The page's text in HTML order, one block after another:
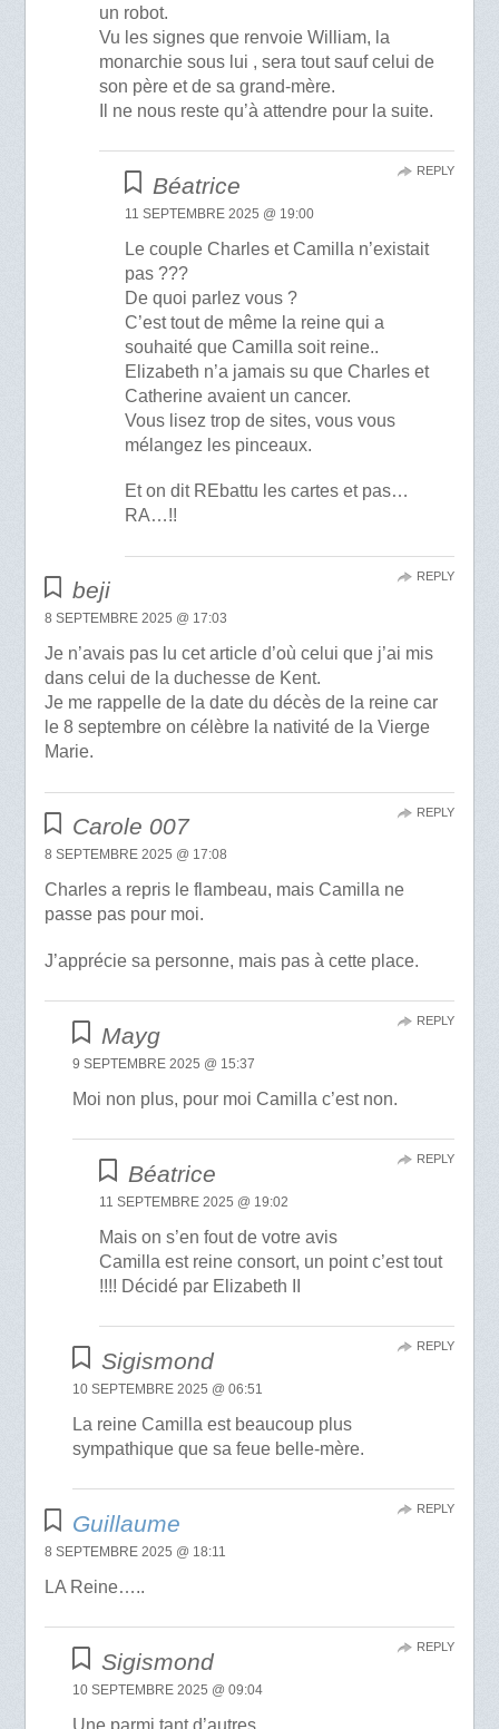
un robot.
Vu les signes que renvoie William, la
monarchie sous lui , sera tout sauf celui de
son père et de sa grand-mère.
Il ne nous reste qu’à attendre pour la suite.
Béatrice
11 SEPTEMBRE 2025 @ 19:00
Le couple Charles et Camilla n’existait
pas ???
De quoi parlez vous ?
C’est tout de même la reine qui a
souhaité que Camilla soit reine..
Elizabeth n’a jamais su que Charles et
Catherine avaient un cancer.
Vous lisez trop de sites, vous vous
mélangez les pinceaux.
Et on dit REbattu les cartes et pas…
RA…!!
REPLY
beji
8 SEPTEMBRE 2025 @ 17:03
Je n’avais pas lu cet article d’où celui que j’ai mis
dans celui de la duchesse de Kent.
Je me rappelle de la date du décès de la reine car
le 8 septembre on célèbre la nativité de la Vierge
Marie.
REPLY
Carole 007
8 SEPTEMBRE 2025 @ 17:08
Charles a repris le flambeau, mais Camilla ne
passe pas pour moi.
J’apprécie sa personne, mais pas à cette place.
REPLY
Mayg
9 SEPTEMBRE 2025 @ 15:37
Moi non plus, pour moi Camilla c’est non.
REPLY
Béatrice
11 SEPTEMBRE 2025 @ 19:02
Mais on s’en fout de votre avis
Camilla est reine consort, un point c’est tout
!!!! Décidé par Elizabeth II
REPLY
Sigismond
10 SEPTEMBRE 2025 @ 06:51
La reine Camilla est beaucoup plus
sympathique que sa feue belle-mère.
REPLY
Guillaume
8 SEPTEMBRE 2025 @ 18:11
LA Reine…..
REPLY
Sigismond
10 SEPTEMBRE 2025 @ 09:04
Une parmi tant d’autres.
REPLY